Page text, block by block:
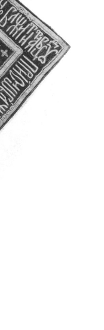
Свято-Троицкий собор
мере, чем другие
в
старому
в конце 20 –х годов.
- ансамбля
и
Вплоть до
строений
в себе яркую
течениями